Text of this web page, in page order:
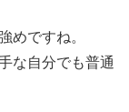
めですね。
な自分でも普通